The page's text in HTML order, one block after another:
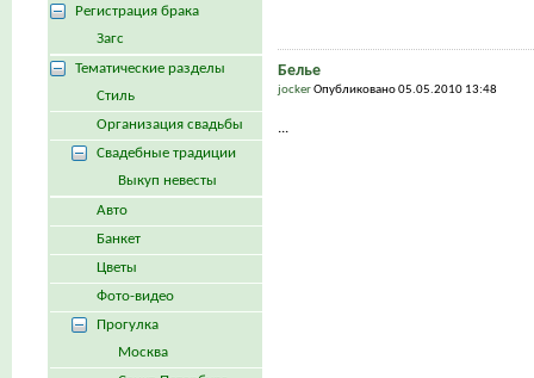
Белье
jockerОпубликовано 05.05.2010 13:48
...
Регистрация брака
Загс
Тематические разделы
Стиль
Организация свадьбы
Свадебные традиции
Выкуп невесты
Авто
Банкет
Цветы
Фото-видео
Прогулка
Москва